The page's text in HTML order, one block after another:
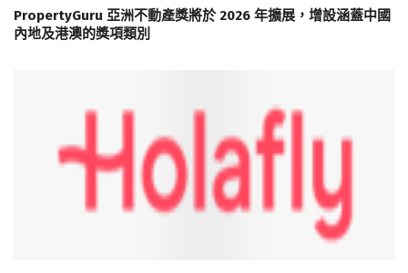
PropertyGuru 亞洲不動產獎將於 2026 年擴展，增設涵蓋中國
內地及港澳的獎項類別